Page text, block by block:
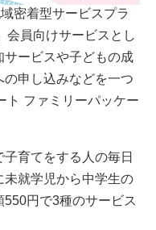
密着型サービスプラ
会員向けサービスとし
サービスや子どもの成
申し込みなどを一つ
ト ファミリーパッケー
育てをする人の毎日
未就学児から中学生の
円で3種のサービス